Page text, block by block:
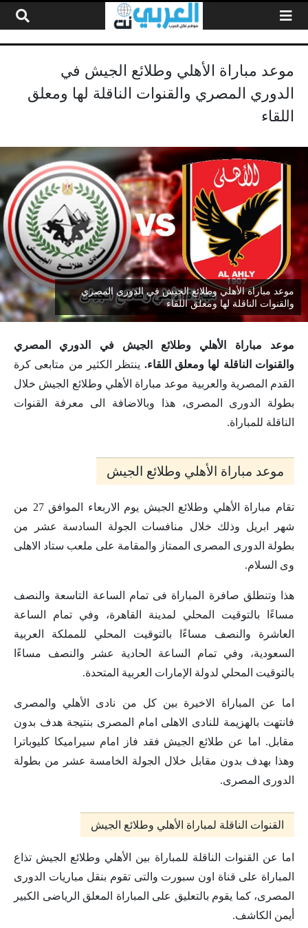
موعد مباراة الأهلي وطلائع الجيش في
الدوري المصري والقنوات الناقلة لها ومعلق
اللقاء
موعد مباراة الأهلي وطلائع الجيش في الدوري المصري
والقنوات الناقلة لها ومعلق اللقاء
موعد مباراة الأهلي وطلائع الجيش في الدوري المصري
والقنوات الناقلة لها ومعلق اللقاء. ينتظر الكثير من متابعى كرة
القدم المصرية والعربية موعد مباراة الأهلي وطلائع الجيش خلال
بطولة الدورى المصرى، هذا وبالاضافة الى معرفة القنوات
الناقلة للمباراة.
موعد مباراة الأهلي وطلائع الجيش
تقام مباراة الأهلي وطلائع الجيش يوم الاربعاء الموافق 27 من
شهر ابريل وذلك خلال منافسات الجولة السادسة عشر من
بطولة الدورى المصرى الممتاز والمقامة على ملعب ستاد الاهلى
وى السلام.
هذا وتنطلق صافرة المباراة فى تمام الساعة التاسعة والنصف
مساءًا بالتوقيت المحلي لمدينة القاهرة، وفي تمام الساعة
العاشرة والنصف مساءًا بالتوقيت المحلي للمملكة العربية
السعودية، وفي تمام الساعة الحادية عشر والنصف مساءًا
بالتوقيت المحلي لدولة الإمارات العربية المتحدة.
اما عن المباراة الاخيرة بين كل من نادى الأهلي والمصرى
فانتهت بالهزيمة للنادى الاهلى امام المصرى بنتيجة هدف بدون
مقابل. اما عن طلائع الجيش فقد فاز امام سيراميكا كليوباترا
وهذا بهدف بدون مقابل خلال الجولة الخامسة عشر من بطولة
الدورى المصرى.
القنوات الناقلة لمباراة الأهلي وطلائع الجيش
اما عن القنوات الناقلة للمباراة بين الأهلي وطلائع الجيش تذاع
المباراة على قناة اون سبورت والتى تقوم بنقل مباريات الدورى
المصرى، كما يقوم بالتعليق على المباراة المعلق الرياضى الكبير
أيمن الكاشف.